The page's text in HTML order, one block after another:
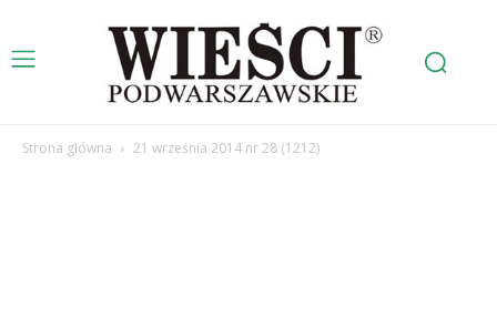
Strona główna 21 września 2014 nr 28 (1212)